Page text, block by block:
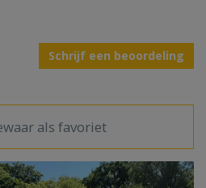
Schrijf een beoordeling
als favoriet